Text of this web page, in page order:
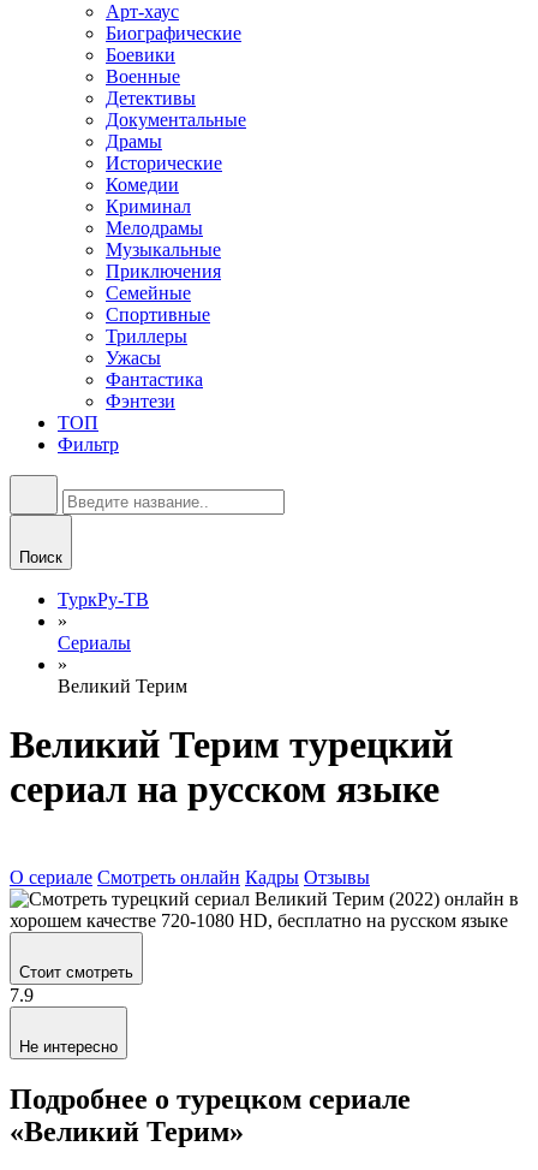
Арт-хаус
Биографические
Боевики
Военные
Детективы
Документальные
Драмы
Исторические
Комедии
Криминал
Мелодрамы
Музыкальные
Приключения
Семейные
Спортивные
Триллеры
Ужасы
Фантастика
Фэнтези
ТОП
Фильтр
Поиск
ТуркРу-ТВ
»
Сериалы
»
Великий Терим
Великий Терим турецкий
сериал на русском языке
О сериале Смотреть онлайн Кадры Отзывы
Стоит смотреть
7.9
Не интересно
Подробнее о турецком сериале
«Великий Терим»